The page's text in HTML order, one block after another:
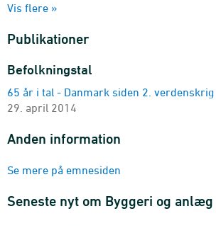
hovedindeks, delindeks, art og enhed
Omkostningsindeks for anlæg
1986K3-2026K1 - Indeks
Producentprisindeks for renovering og
arbejdets art og enhed
hovedindeks, art og enhed
2003-2025
Byggeomkostningsindeks for boliger
Vis flere »
Publikationer
Befolkningstal
65 år i tal - Danmark siden 2. verdenskrig
29. april 2014
Anden information
Se mere på emnesiden
Seneste nyt om Byggeri og anlæg